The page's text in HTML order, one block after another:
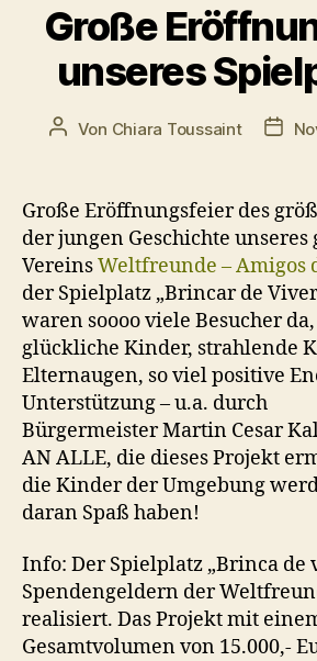
Große
unseres
Beitragsautor
Von Chiara Toussaint
Große Eröffnungsfeier des
der jungen Geschichte
VereinsWeltfreunde – Amigos
der Spielplatz „Brincar de
waren soooo viele Besucher
glückliche Kinder, strahlende
Elternaugen, so viel positive
Unterstützung – u.a. durch
Bürgermeister Martin Cesar
AN ALLE, die dieses Projekt
die Kinder der Umgebung
daran Spaß haben!
Info: Der Spielplatz „Brinca de
Spendengeldern der
realisiert. Das Projekt mit
Gesamtvolumen von 15.000,-